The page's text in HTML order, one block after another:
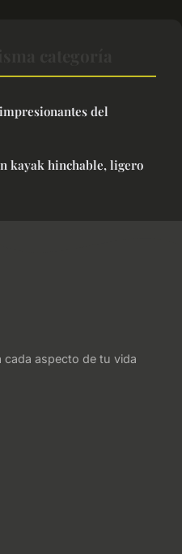
del
kayak hinchable, ligero
aspecto de tu vida